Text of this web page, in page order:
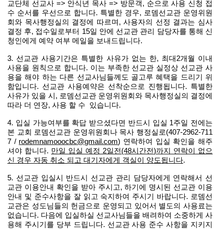
교단체 선교사=> 안식년 목사 => 방문객, 순으로 사용 신청 접
수 순서를 우선으로 합니다. 특별한 경우, 로뎀선교관 운영위원
회와 목사행정실의 결정에 따르며 ,사용자의 선정 결과는 심사
결정 후, 접수일로부터 15일 안에 선교관 관리 담당자를 통해 신
청인에게 예약 여부 메일을 보내드립니다.
3.선교관 사용기간은 특별한 사유가 없는 한, 최대 2개월 이내
사용을 원칙으로 합니다. 이는 부족한 선교관 실정상 선교관 사
용을 해야 하는 다른 선교사님들께도 골고루 혜택을 드리기 위
함입니다. 선교관 사용예약은 선착순으로 진행됩니다. 특별한
사유가 있을 시 , 로뎀선교관 운영위원회와 목사행정실의 결정에
따라 더 연장, 사용 할 수 있습니다.
4. 입실 가능여부를 확답 받으셨다면 반드시 입실 1주일 전에는
본 교회 로뎀선교관 운영위원회나 목사 행정실로(407-2962-711
7 / rodemnamooocbc@gmail.com) 연락하여 입실 확인을 해주
셔야 합니다. 만일 입실 예정 2일전 (48시간전)까지 연락이 없으
신 경우 자동 취소 되고 대기자에게 객실이 양도됩니다.
5. 선교관 입실시 반드시 선교관 관리 담당자에게 연락해서 선
교관 이용안내 확인을 받아 주시고,하기에 명시된 선교관 이용
안내 및 준수사항을 잘 읽고 숙지하여 주시기 바랍니다. 로뎀선
교관은 성도님들의 헌금으로 운영되고 있어서 별도의 사용료는
없습니다. 다음에 입실하실 선교사님들을 배려하여 소중하게 사
용해 주시기를 당부 드립니다. 선교관 사용 준수 사항을 지키지